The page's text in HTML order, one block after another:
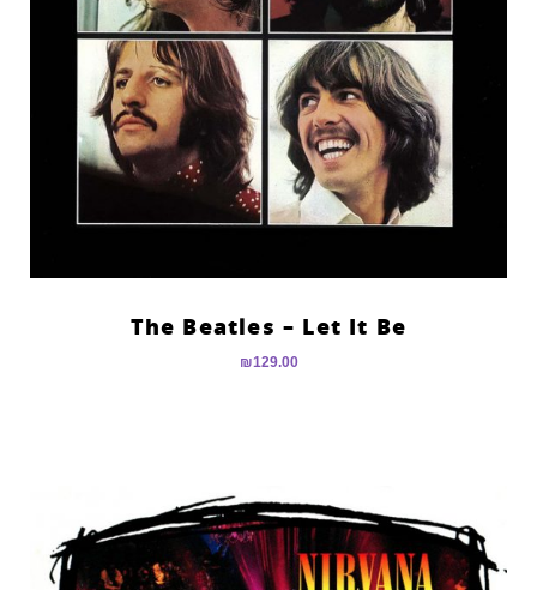
The Beatles – Let It Be
₪129.00